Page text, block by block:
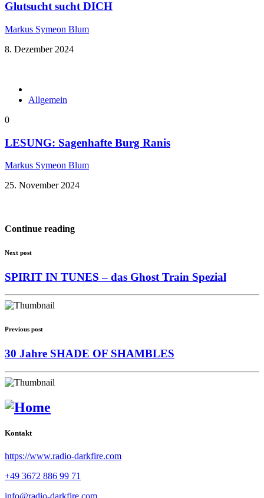
Glutsucht sucht DICH
Markus Symeon Blum
8. Dezember 2024
Allgemein
0
LESUNG: Sagenhafte Burg Ranis
Markus Symeon Blum
25. November 2024
Continue reading
Next post
SPIRIT IN TUNES – das Ghost Train Spezial
Previous post
30 Jahre SHADE OF SHAMBLES
Kontakt
https://www.radio-darkfire.com
+49 3672 886 99 71